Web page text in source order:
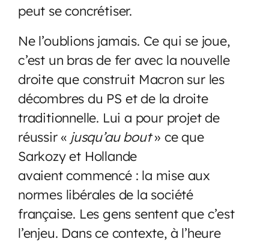
peut se concrétiser.
Ne l’oublions jamais. Ce qui se joue,
c’est un bras de fer avec la nouvelle
droite que construit Macron sur les
décombres du PS et de la droite
traditionnelle. Lui a pour projet de
réussir « jusqu’au bout» ce que
Sarkozy et Hollande
avaient commencé : la mise aux
normes libérales de la société
française. Les gens sentent que c’est
l’enjeu. Dans ce contexte, à l’heure